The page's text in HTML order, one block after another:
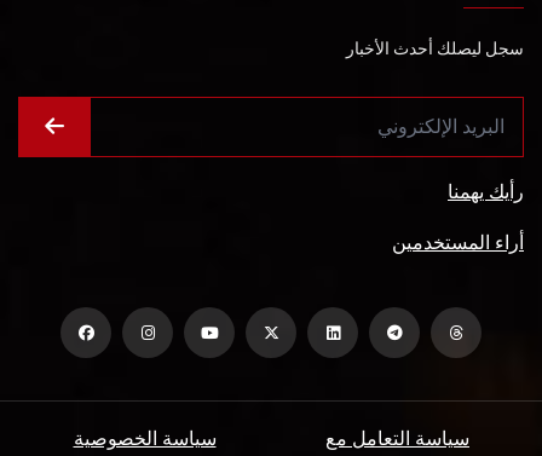
سجل ليصلك أحدث الأخبار
رأيك يهمنا
أراء المستخدمين
سياسة الخصوصية سياسة التعامل مع